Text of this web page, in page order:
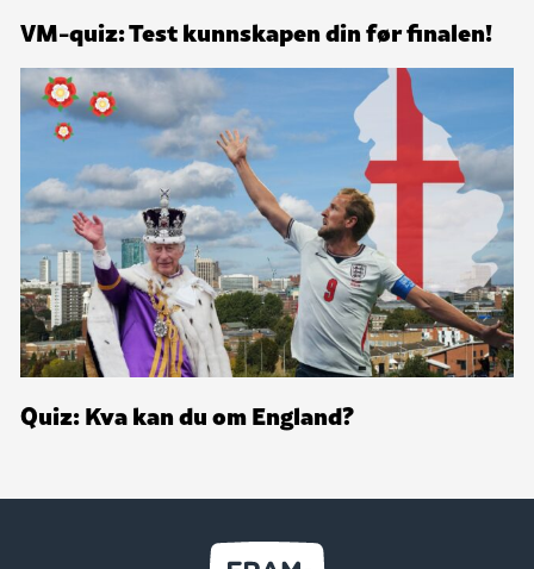
VM-quiz: Test kunnskapen din før finalen!
Quiz: Kva kan du om England?